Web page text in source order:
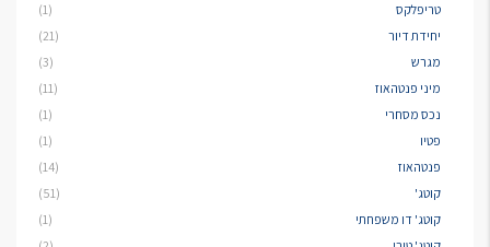
טריפלקס
(1)
יחידת דיור
(21)
מגרש
(3)
מיני פנטהאוז
(11)
נכס מסחרי
(1)
פטיו
(1)
פנטהאוז
(14)
קוטג'
(51)
קוטג' דו משפחתי
(1)